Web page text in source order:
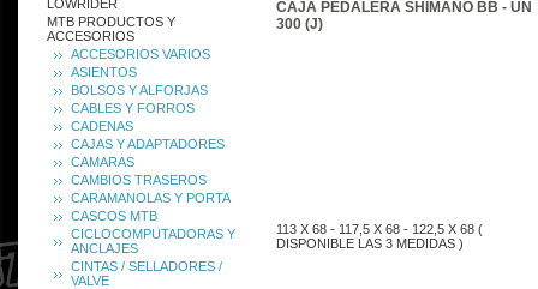
LOWRIDER
MTB PRODUCTOS Y
ACCESORIOS
ACCESORIOS VARIOS
ASIENTOS
BOLSOS Y ALFORJAS
CABLES Y FORROS
CADENAS
CAJAS Y ADAPTADORES
CAMARAS
CAMBIOS TRASEROS
CARAMANOLAS Y PORTA
CASCOS MTB
CICLOCOMPUTADORAS Y
ANCLAJES
CINTAS / SELLADORES /
VALVE
CAJA PEDALERA SHIMANO BB - UN
300 (J)
113 X 68 - 117,5 X 68 - 122,5 X 68 (
DISPONIBLE LAS 3 MEDIDAS )